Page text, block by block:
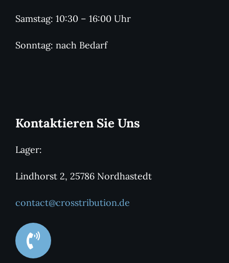
Samstag: 10:30 – 16:00 Uhr
Sonntag: nach Bedarf
Kontaktieren Sie Uns
Lager:
Lindhorst 2, 25786 Nordhastedt
contact@crosstribution.de